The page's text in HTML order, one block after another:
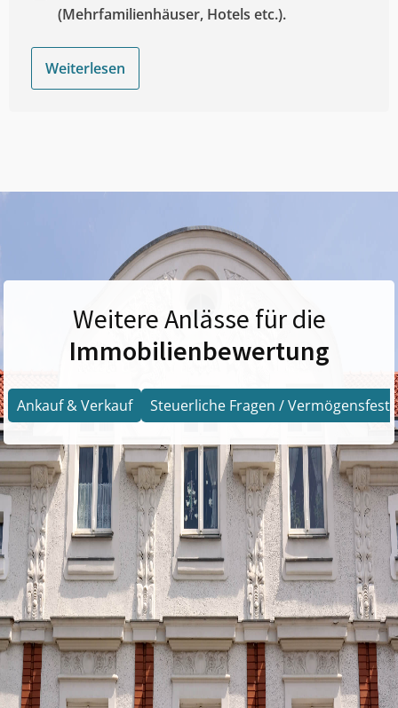
(Mehrfamilienhäuser, Hotels etc.).
Weiterlesen
Weitere Anlässe für die
Immobilienbewertung
Ankauf & Verkauf Steuerliche Fragen /